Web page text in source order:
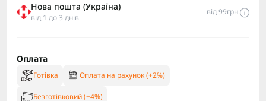
Нова пошта (Україна)
від 1 до 3 днів
від 99грн.
Оплата
Готівка Оплата на рахунок (+2%)
Безготівковий (+4%)